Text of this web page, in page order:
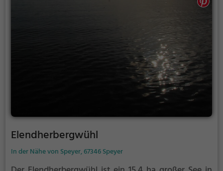
Elendherbergwühl
In der Nähe von Speyer, 67346 Speyer